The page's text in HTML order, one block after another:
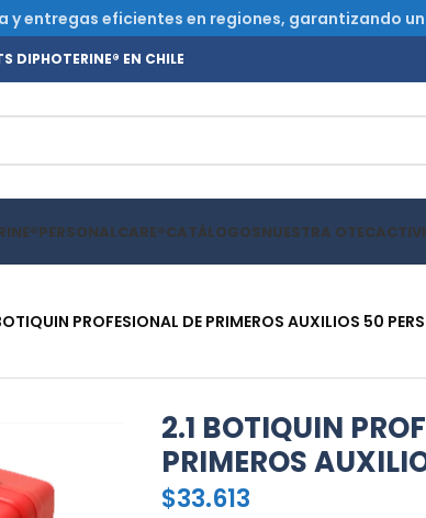
DIPHOTERINE® EN CHILE
PERSONALCARE®CATÁLOGOSNUESTRA OTEC
PROFESIONAL DE PRIMEROS AUXILIOS 50
2.1 BOTIQUIN
PRIMEROS
$33.613
entregas eficientes en regiones, garantizando